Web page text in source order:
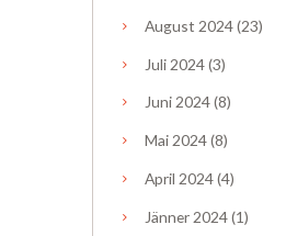
August 2024(23)
Juli 2024(3)
Juni2024(8)
Mai 2024(8)
April 2024(4)
Jänner 2024(1)